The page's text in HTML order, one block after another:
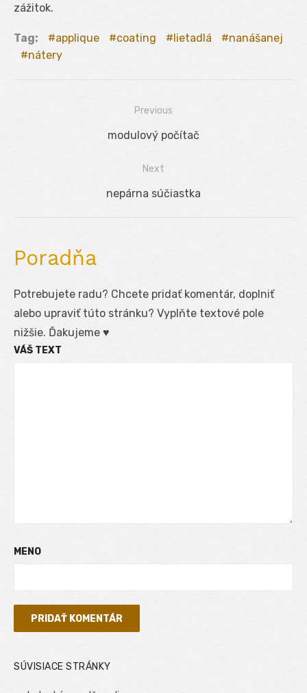
zážitok.
Tag: applique coating lietadlá
nanášanej
nátery
Previous
Previous
modulový počítač
Next
Next
nepárna súčiastka
Poradňa
Potrebujete radu? Chcete pridať komentár, doplniť
alebo upraviť túto stránku? Vyplňte textové pole
nižšie. Ďakujeme ♥
VÁŠ TEXT
MENO
SÚVISIACE STRÁNKY